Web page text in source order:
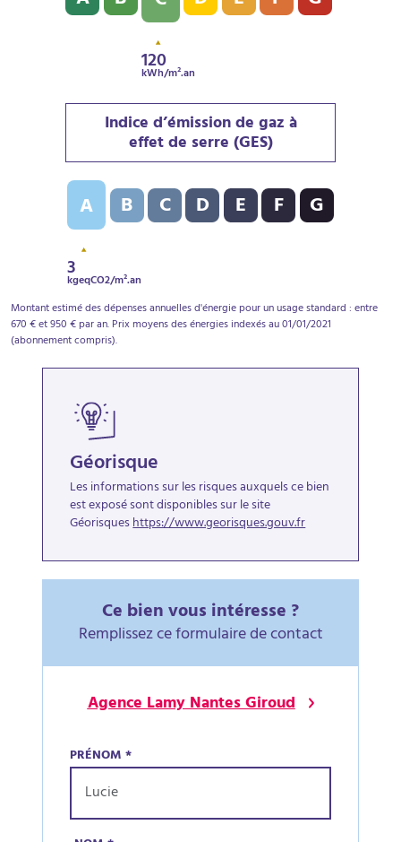
120
kWh/m².an
Indice d’émission de gaz à
effet de serre (GES)
Indice d’émission de gaz à effet de serre (GES) : A - 3
A
3
kgeqCO2/m².an
B C D E F G
Montant estimé des dépenses annuelles d'énergie pour un usage standard : entre
670 € et 950 € par an. Prix moyens des énergies indexés au 01/01/2021
(abonnement compris).
Géorisque
Les informations sur les risques auxquels ce bien
est exposé sont disponibles sur le site
Géorisqueshttps://www.georisques.gouv.fr
Ce bien vous intéresse ?
Remplissez ce formulaire de contact
Agence Lamy Nantes Giroud
PRÉNOM*